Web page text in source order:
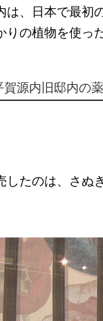
は、日本で最初
りの植物を使っ
賀源内旧邸内の
たのは、さぬ